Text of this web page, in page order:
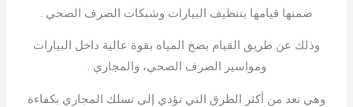
ضمنها قيامها بتنظيف البيارات وشبكات الصرف الصحي .
وذلك عن طريق القيام بضخ المياه بقوة عالية داخل البيارات
ومواسير الصرف الصحي، والمجاري .
وهي تعد من أكثر الطرق التي تؤدي إلى تسلك المجاري بكفاءة